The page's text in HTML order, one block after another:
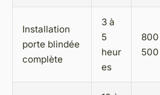
Installation
porte blindée
complète
3 à
5
heur
es
800